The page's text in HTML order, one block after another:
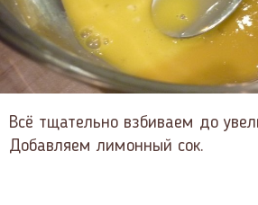
Всё тщательно взбиваем до
Добавляем лимонный сок.